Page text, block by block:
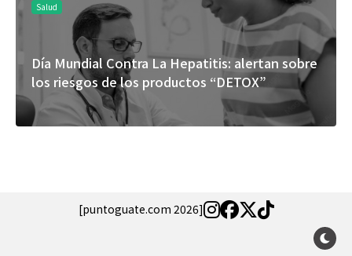
Salud
Día Mundial Contra La Hepatitis: alertan sobre
los riesgos de los productos “DETOX”
[puntoguate.com 2026]